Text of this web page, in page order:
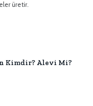
üretir.
Kimdir? Alevi Mi?